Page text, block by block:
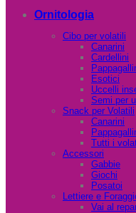
Ornitologia
Cibo per volatili
Canarini
Cardellini
Esotici
Uccelli
Semi per
Snack per Volatili
Canarini
Tutti i
Accessori
Gabbie
Giochi
Posatoi
Lettiere e
Vai al